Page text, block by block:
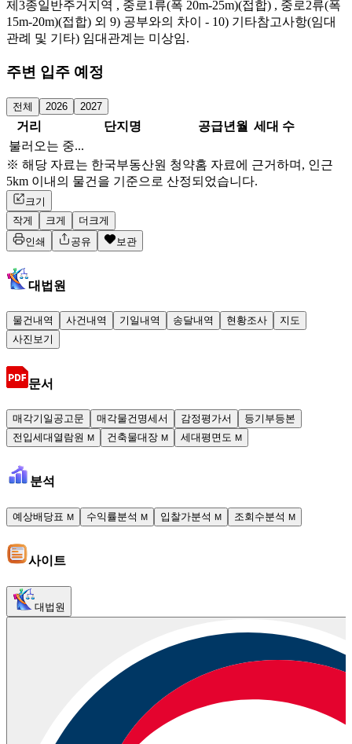
제3종일반주거지역 , 중로1류(폭 20m-25m)(접합) , 중로2류(폭
15m-20m)(접합) 외 9) 공부와의 차이 - 10) 기타참고사항(임대
관례 및 기타) 임대관계는 미상임.
주변 입주 예정
전체 2026 2027
거리 단지명 공급년월 세대 수
불러오는 중...
※ 해당 자료는 한국부동산원 청약홈 자료에 근거하며, 인근
5km 이내의 물건을 기준으로 산정되었습니다.
크기
작게
크게
더크게
인쇄
공유 보관
대법원
물건내역 사건내역 기일내역 송달내역 현황조사
지도
사진보기
문서
매각기일공고문 매각물건명세서 감정평가서
등기부등본
전입세대열람원 M 건축물대장 M 세대평면도 M
분석
예상배당표 M 수익률분석 M 입찰가분석 M 조회수분석 M
사이트
대법원